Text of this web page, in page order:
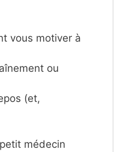
vous motiver à
ou
(et,
médecin